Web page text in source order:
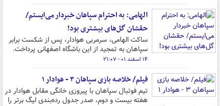
الهامی: به احترام سپاهان خبردار می‌ایستم/
حقشان گل‌های بیشتری بود!
ساکت الهامی، سرمربی هوادار، پس از شکست برابر
سپاهان به تمجید از این باشگاه اصفهانی پرداخت.
۱۴ اسفند ۰۱ - ۲۱:۰۷
فیلم/ خلاصه بازی سپاهان ۳ - هوادار ۱
تیم فوتبال سپاهان با پیروزی خانگی مقابل هوادار در
هفته بیست و دوم، صدر جدول رده‌بندی لیگ برتر را